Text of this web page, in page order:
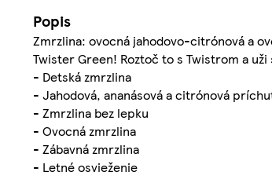
Popis
Zmrzlina: ovocná jahodovo-citrónová a
Twister Green! Roztoč to s Twistrom a
- Detská zmrzlina
- Jahodová, ananásová a citrónová
- Zmrzlina bez lepku
- Ovocná zmrzlina
- Zábavná zmrzlina
- Letné osvieženie